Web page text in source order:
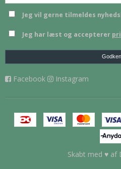
Jeg vil gerne tilmeldes
Jeg har læst og accepterer
Facebook Instagram
Skabt med ♥ af